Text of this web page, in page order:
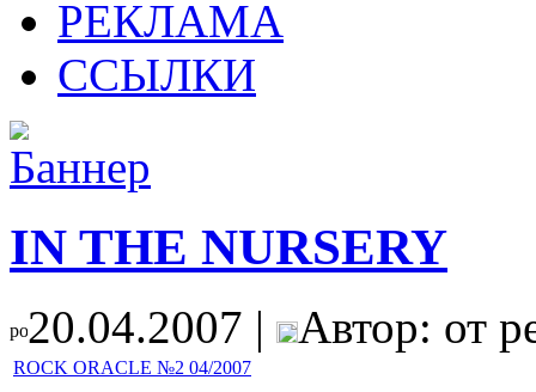
РЕКЛАМА
ССЫЛКИ
IN THE NURSERY
20.04.2007 | Автор: от
ROCK ORACLE №2 04/2007